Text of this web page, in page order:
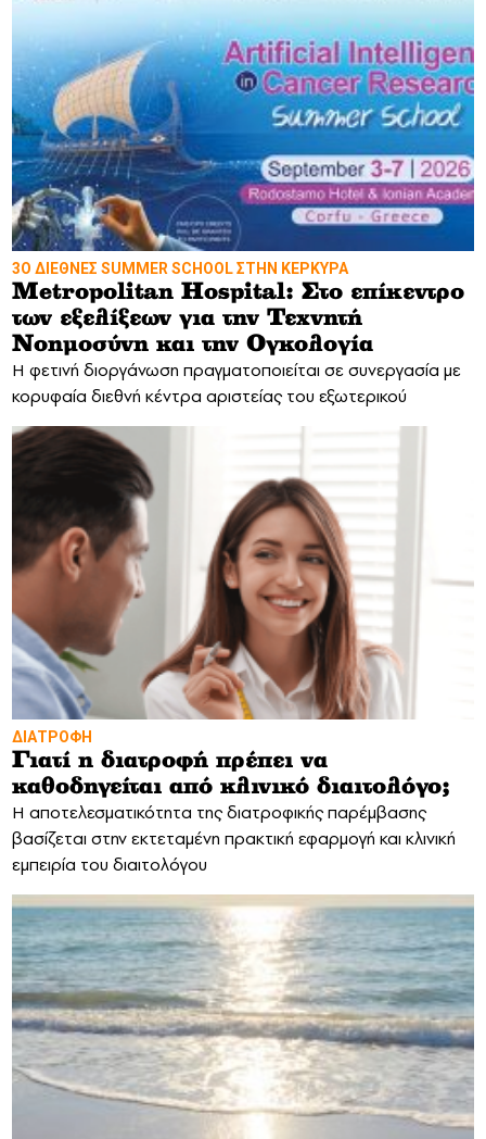
3Ο ΔΙΕΘΝΕΣ SUMMER SCHOOL ΣΤΗΝ ΚΕΡΚΥΡΑ
Metropolitan Hospital: Στο επίκεντρο
των εξελίξεων για την Τεχνητή
Νοημοσύνη και την Ογκολογία
Η φετινή διοργάνωση πραγματοποιείται σε συνεργασία με
κορυφαία διεθνή κέντρα αριστείας του εξωτερικού
ΔΙΑΤΡΟΦΗ
Γιατί η διατροφή πρέπει να
καθοδηγείται από κλινικό διαιτολόγο;
Η αποτελεσματικότητα της διατροφικής παρέμβασης
βασίζεται στην εκτεταμένη πρακτική εφαρμογή και κλινική
εμπειρία του διαιτολόγου